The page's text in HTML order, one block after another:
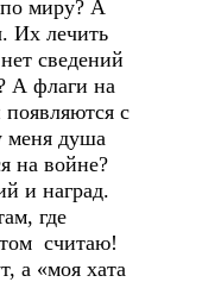
по миру? А
Их лечить
сведений
А флаги на
с
меня душа
на войне?
и наград.
где
считаю!
а «моя хата